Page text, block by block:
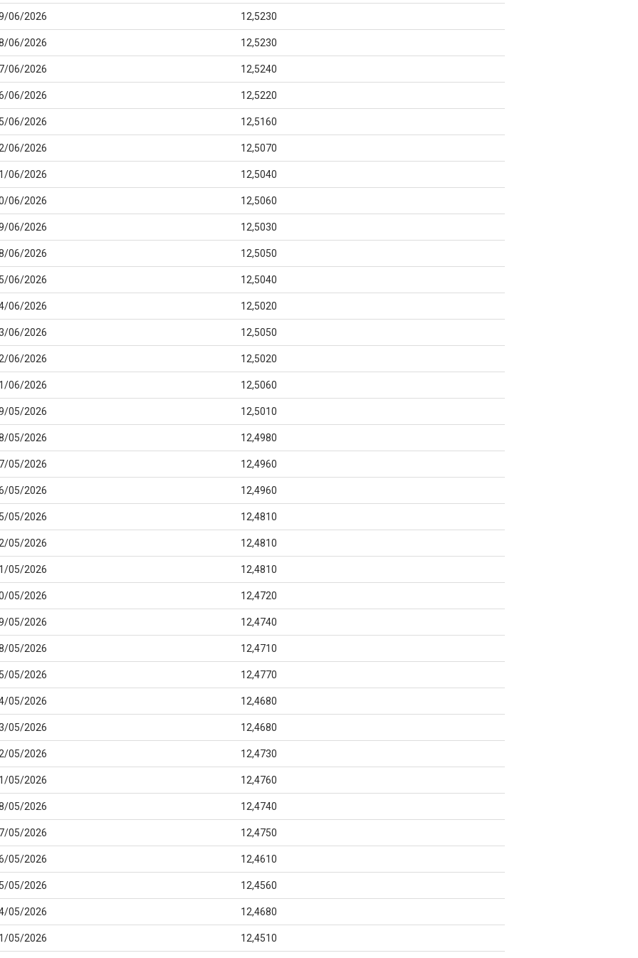
06/2026 12,5230
06/2026 12,5230
06/2026 12,5240
06/2026 12,5220
06/2026 12,5160
06/2026 12,5070
06/2026 12,5040
06/2026 12,5060
06/2026 12,5030
06/2026 12,5050
06/2026 12,5040
06/2026 12,5020
06/2026 12,5050
06/2026 12,5020
06/2026 12,5060
05/2026 12,5010
05/2026 12,4980
05/2026 12,4960
05/2026 12,4960
05/2026 12,4810
05/2026 12,4810
05/2026 12,4810
05/2026 12,4720
05/2026 12,4740
05/2026 12,4710
05/2026 12,4770
05/2026 12,4680
05/2026 12,4680
05/2026 12,4730
05/2026 12,4760
05/2026 12,4740
05/2026 12,4750
05/2026 12,4610
05/2026 12,4560
05/2026 12,4680
05/2026 12,4510